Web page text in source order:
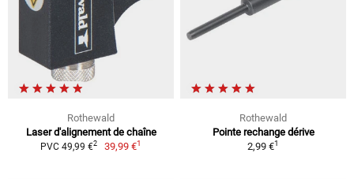
Rothewald
Laser d'alignement de chaîne
PVC 49,99 €2 39,99 €1
Rothewald
Pointe rechange dérive
2,99 €1